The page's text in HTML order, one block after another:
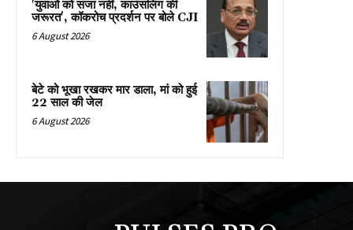
'युवाओं को सजा नहीं, काउंसलिंग की
जरूरत', कॉकरोच प्रदर्शन पर बोले CJI
6 August 2026
बेटे को भूखा रखकर मार डाला, मां को हुई
22 साल की जेल
6 August 2026